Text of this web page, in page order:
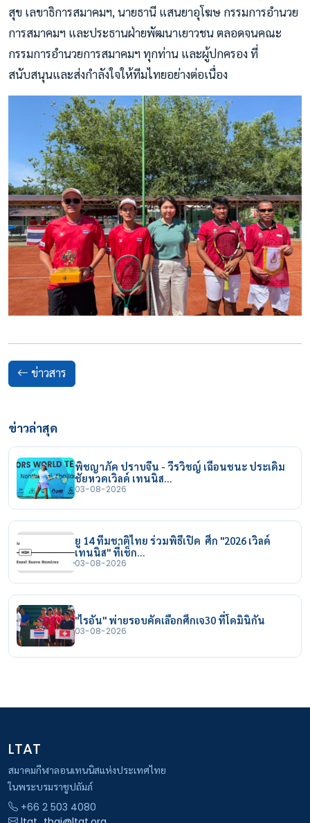
สุข เลขาธิการสมาคมฯ, นายธานี แสนยาอุโฆษ กรรมการอำนวย
การสมาคมฯ และประธานฝ่ายพัฒนาเยาวชน ตลอดจนคณะ
กรรมการอำนวยการสมาคมฯ ทุกท่าน และผู้ปกครอง ที่
สนับสนุนและส่งกำลังใจให้ทีมไทยอย่างต่อเนื่อง
ข่าวสาร
ข่าวล่าสุด
พิชญาภัค ปราบจีน - วีรวิชญ์ เฉือนชนะ ประเดิม
ชัยหวดเวิลด์ เทนนิส…
03-08-2026
ยู 14 ทีมชาติไทย ร่วมพิธีเปิด ศึก "2026 เวิลด์
เทนนิส" ที่เช็ก…
03-08-2026
"ไรอัน" พ่ายรอบคัดเลือกศึกเจ30 ที่โดมินิกัน
03-08-2026
LTAT
สมาคมกีฬาลอนเทนนิสแห่งประเทศไทย
ในพระบรมราชูปถัมภ์
+66 2 503 4080